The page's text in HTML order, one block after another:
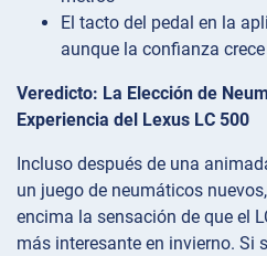
El tacto del pedal en la
aunque la confianza
Veredicto: La Elección de
Experiencia del Lexus LC 500
Incluso después de una
un juego de neumáticos
encima la sensación de que el
más interesante en invierno. Si